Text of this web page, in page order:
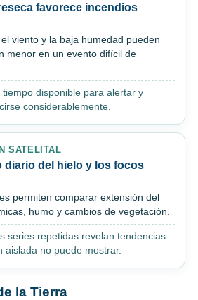
favorece incendios
viento y la baja humedad pueden
menor en un evento difícil de
tiempo disponible para alertar y
considerablemente.
SATELITAL
diario del hielo y los focos
permiten comparar extensión del
humo y cambios de vegetación.
series repetidas revelan tendencias
aislada no puede mostrar.
la Tierra